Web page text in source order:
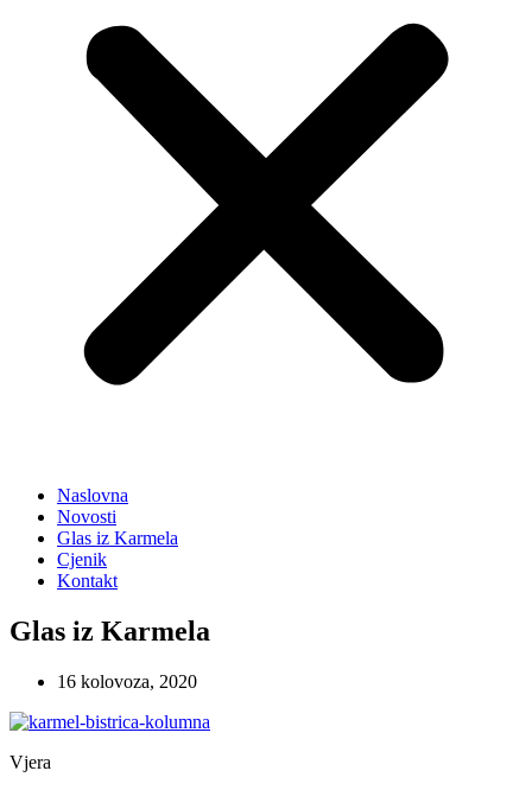
Naslovna
Novosti
Glas iz Karmela
Cjenik
Kontakt
Glas iz Karmela
16 kolovoza, 2020
Vjera